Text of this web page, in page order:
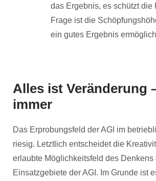
das Ergebnis, es schützt die
Frage ist die
ein gutes Ergebnis
Alles ist Veränderung
immer
Das Erprobungsfeld der AGI im
riesig. Letztlich entscheidet die
erlaubte Möglichkeitsfeld des Denkens
Einsatzgebiete der AGI. Im Grunde ist